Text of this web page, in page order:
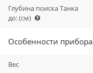
Глубина поиска Танка
до:(см)
Особенности прибора
Вес